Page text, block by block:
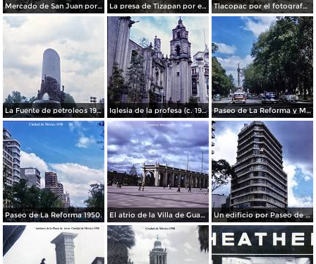
Mercado de San Juan por el fotografo Felix Miret La presa de Tizapan por el fotografo Fernando Kososky. ( Circulada el 22 de Diembre de 1910 ). Tlacopac por el fotografo Hugo Brehme.
La Fuente de petroleos 1950. Iglesia de la profesa (c. 1950) Paseo de La Reforma y Mto a La Independencia 1950
Paseo de La Reforma 1950. El atrio de la Villa de Guadalupe 1950. Un edificio por Paseo de La Reforma 1950